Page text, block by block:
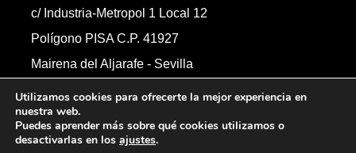
c/ Industria-Metropol 1 Local 12
Polígono PISA C.P. 41927
Mairena del Aljarafe - Sevilla
Formulario de contacto
Utilizamos cookies para ofrecerte la mejor experiencia en
nuestra web.
Puedes aprender más sobre qué cookies utilizamos o
desactivarlas en los ajustes.